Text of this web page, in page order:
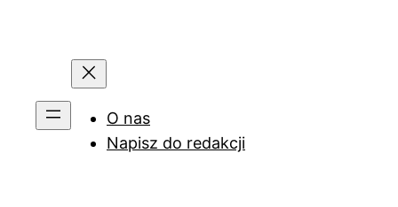
O nas
Napisz do redakcji